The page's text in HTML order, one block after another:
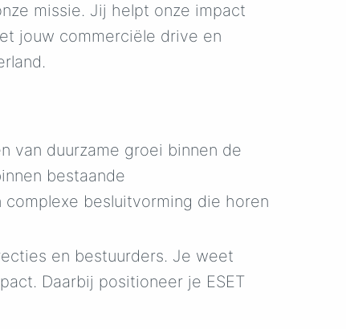
missie. Jij helpt onze impact
jouw commerciële drive en
van duurzame groei binnen de
bestaande
besluitvorming die horen
en bestuurders. Je weet
Daarbij positioneer je ESET